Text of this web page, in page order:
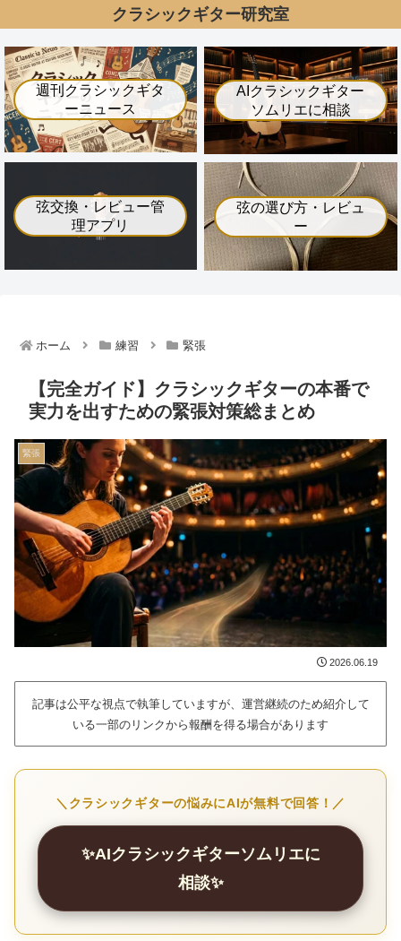
クラシックギター研究室
週刊クラシックギタ
ーニュース
AIクラシックギター
ソムリエに相談
弦交換・レビュー管
理アプリ
弦の選び方・レビュ
ー
ホーム 練習 緊張
【完全ガイド】クラシックギターの本番で
実力を出すための緊張対策総まとめ
緊張
2026.06.19
記事は公平な視点で執筆していますが、運営継続のため紹介して
いる一部のリンクから報酬を得る場合があります
＼クラシックギターの悩みにAIが無料で回答！／
✨AIクラシックギターソムリエに
相談✨